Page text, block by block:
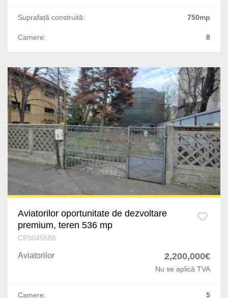
Neamt
Braila
Dragomiresti-Vale
Jilava
Varteju
Silistea Snagovului
Capitale
Cismigiu
Gorjului
Unirii
Kiseleff
Dacia
Eminescu
P-ta Presei Libere
Suprafață construită: 750mp
Camere: 8
Aviatorilor oportunitate de dezvoltare
premium, teren 536 mp
CP3045686
Aviatorilor 2,200,000€
Nu se aplică TVA
Camere: 5